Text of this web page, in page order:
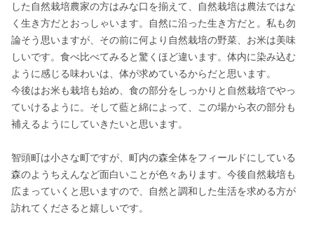
した自然栽培農家の方はみな口を揃えて、自然栽培は農法ではな
く生き方だとおっしゃいます。自然に沿った生き方だと。私も勿
論そう思いますが、その前に何より自然栽培の野菜、お米は美味
しいです。食べ比べてみると驚くほど違います。体内に染み込む
ように感じる味わいは、体が求めているからだと思います。
今後はお米も栽培も始め、食の部分をしっかりと自然栽培でやっ
ていけるように。そして藍と綿によって、この場から衣の部分も
補えるようにしていきたいと思います。
智頭町は小さな町ですが、町内の森全体をフィールドにしている
森のようちえんなど面白いことが色々あります。今後自然栽培も
広まっていくと思いますので、自然と調和した生活を求める方が
訪れてくださると嬉しいです。